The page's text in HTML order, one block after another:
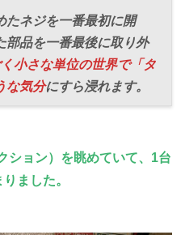
たネジを一番最初に開
部品を一番最後に取り外
小さな単位の世界で「タ
な気分にすら浸れます。
ション）を眺めていて、 1台
ました。